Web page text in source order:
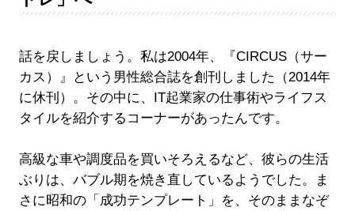
話を戻しましょう。私は2004年、『CIRCUS（サー
カス）』という男性総合誌を創刊しました（2014年
に休刊）。その中に、IT起業家の仕事術やライフス
タイルを紹介するコーナーがあったんです。
高級な車や調度品を買いそろえるなど、彼らの生活
ぶりは、バブル期を焼き直しているようでした。ま
さに昭和の「成功テンプレート」を、そのままなぞ